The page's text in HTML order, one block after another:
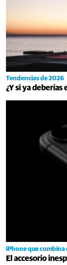
Tendencias de 2026
¿Y si ya deberías
iPhone que combina
El accesorio